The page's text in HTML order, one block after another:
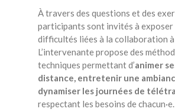
À travers des questions et des
participants sont invités à exposer
difficultés liées à la collaboration
L’intervenante propose des
techniques permettant d’animer
distance, entretenir une
dynamiser les journées de
respectant les besoins de chacun·e.